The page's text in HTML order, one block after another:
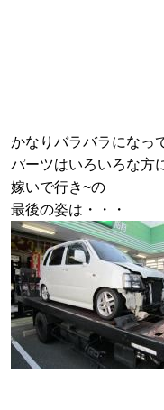
かなりバラバラになっ
パーツはいろいろな方
嫁いで行き~の
最後の姿は・・・